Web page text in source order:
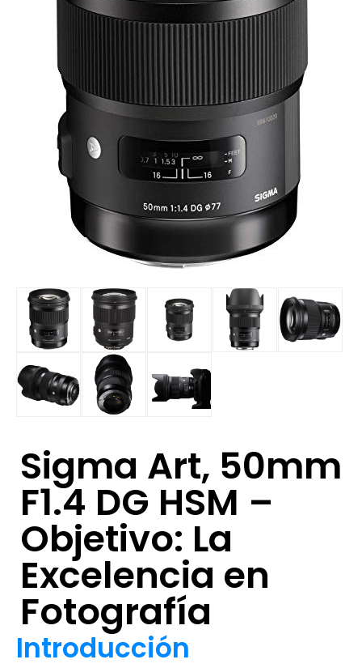
Sigma Art, 50mm
F1.4 DG HSM –
Objetivo: La
Excelencia en
Fotografía
Introducción